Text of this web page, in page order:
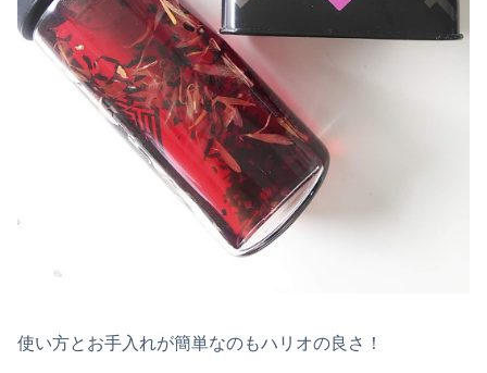
使い方とお手入れが簡単なのもハリオの良さ！